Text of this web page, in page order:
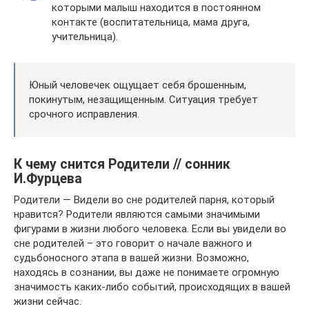
которыми малыш находится в постоянном
контакте (воспитательница, мама друга,
учительница).
Юный человечек ощущает себя брошенным,
покинутым, незащищенным. Ситуация требует
срочного исправления.
К чему снится Родители // сонник
И.Фурцева
Родители — Видели во сне родителей парня, который
нравится? Родители являются самыми значимыми
фигурами в жизни любого человека. Если вы увидели во
сне родителей – это говорит о начале важного и
судьбоносного этапа в вашей жизни. Возможно,
находясь в сознании, вы даже не понимаете огромную
значимость каких-либо событий, происходящих в вашей
жизни сейчас.